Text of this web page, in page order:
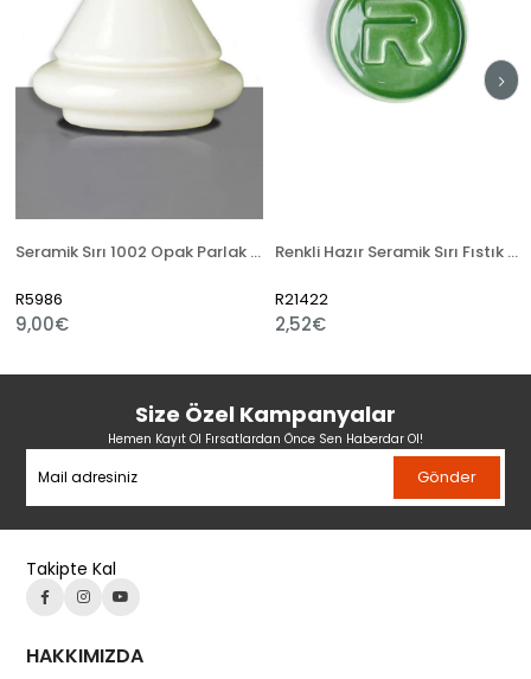
Seramik Sırı 1002 Opak Parlak Toz
R5986
9,00€
Renkli Hazır Seramik Sırı Fıstık Yeşili 521-5
R21422
2,52€
Size Özel Kampanyalar
Hemen Kayıt Ol Fırsatlardan Önce Sen Haberdar Ol!
Gönder
Takipte Kal
HAKKIMIZDA